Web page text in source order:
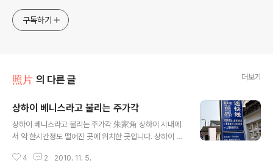
구독하기
照片 의 다른 글 더보기
상하이 베니스라고 불리는 주가각
상하이 베니스라고 불리는 주가각 朱家角 상하이 시내에
서 약 한시간정도 떨어진 곳에 위치한 곳입니다. 상하이 인
한 곳. 조그마한 수로를 따라 옛 시절의 풍취를 느낄 수 있
4 2 2010. 11. 5.